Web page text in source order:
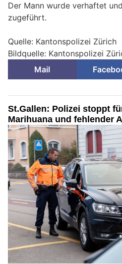
Der Mann wurde verhaftet
zugeführt.
Quelle: Kantonspolizei Zürich
Bildquelle: Kantonspolizei
Mail
St.Gallen: Polizei stoppt
Marihuana und fehlender